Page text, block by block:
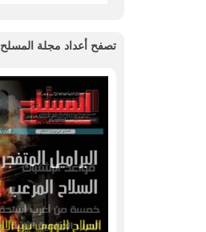
تصفح أعداد مجلة المسلح